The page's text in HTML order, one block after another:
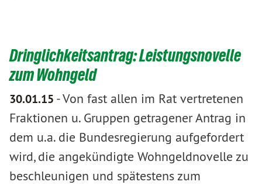
Dringlichkeitsantrag: Leistungsnovelle
zum Wohngeld
30.01.15 -Von fast allen im Rat vertretenen
Fraktionen u. Gruppen getragener Antrag in
dem u.a. die Bundesregierung aufgefordert
wird, die angekündigte Wohngeldnovelle zu
beschleunigen und spätestens zum